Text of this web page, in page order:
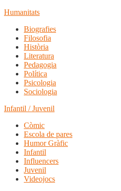
Humanitats
Biografies
Filosofia
Història
Literatura
Pedagogia
Política
Psicologia
Sociologia
Infantil / Juvenil
Còmic
Escola de pares
Humor Gràfic
Infantil
Influencers
Juvenil
Videojocs